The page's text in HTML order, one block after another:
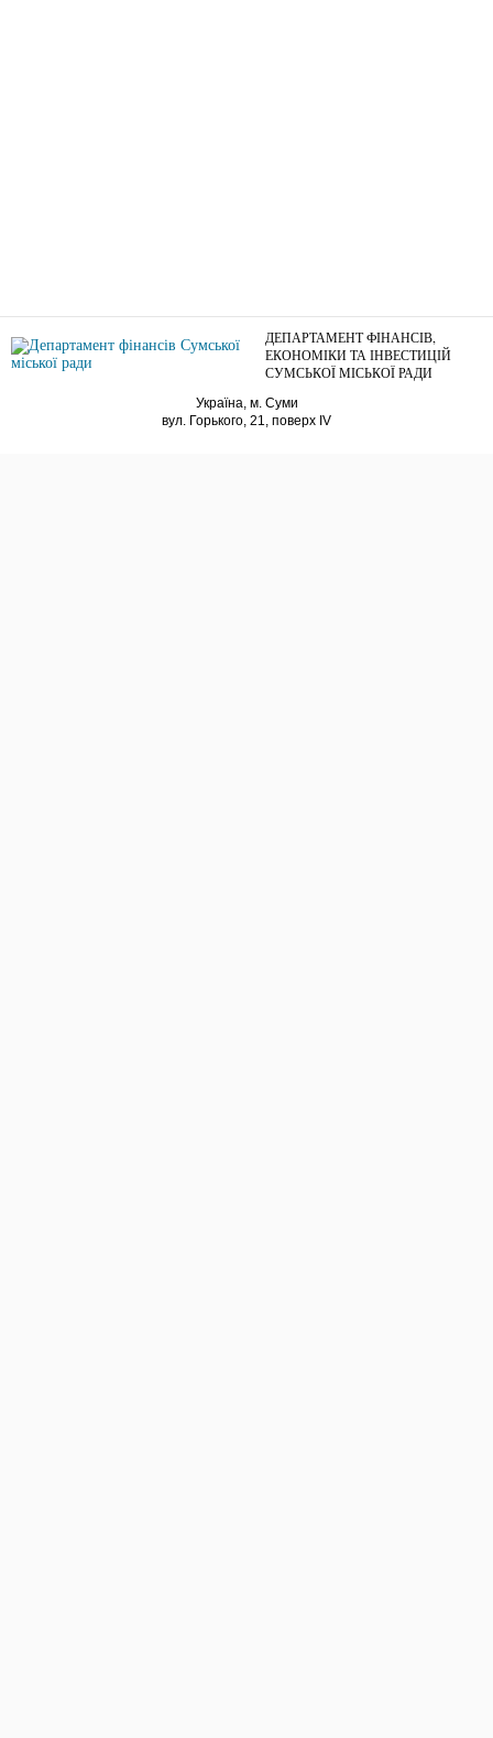
ДЕПАРТАМЕНТ ФІНАНСІВ,
ЕКОНОМІКИ ТА ІНВЕСТИЦІЙ
СУМСЬКОЇ МІСЬКОЇ РАДИ
Україна, м. Суми
вул. Горького, 21, поверх IV